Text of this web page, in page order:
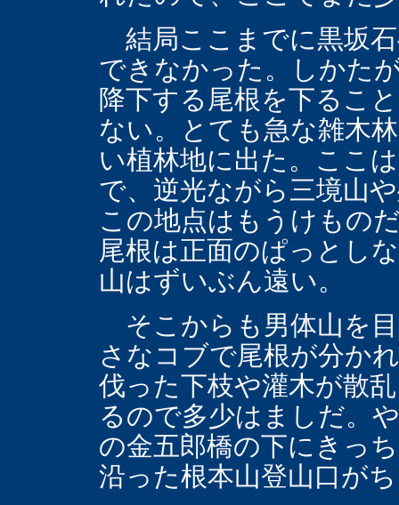
結局ここまでに黒坂
できなかった。しかた
降下する尾根を下るこ
ない。とても急な雑木
い植林地に出た。ここ
で、逆光ながら三境山
この地点はもうけもの
尾根は正面のぱっとし
山はずいぶん遠い。
そこからも男体山を
さなコブで尾根が分か
伐った下枝や灌木が散
るので多少はましだ。
の金五郎橋の下にきっ
沿った根本山登山口が